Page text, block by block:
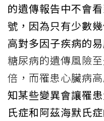
的遺傳報告中不會
號，因為只有少數
高對多因子疾病的易
糖尿病的遺傳風險
倍，而罹患心臟病
知某些變異會讓罹
氏症和阿茲海默氏